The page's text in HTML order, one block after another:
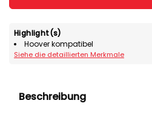
Highlight(s)
Hoover kompatibel
Siehe die detaillierten Merkmale
Beschreibung